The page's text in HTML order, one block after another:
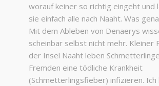
worauf keiner so richtig eingeht und
sie einfach alle nach Naaht. Was
Mit dem Ableben von Denaerys
scheinbar selbst nicht mehr. Kleiner
der Insel Naaht leben
Fremden eine tödliche Krankheit
(Schmetterlingsfieber) infizieren. Ich